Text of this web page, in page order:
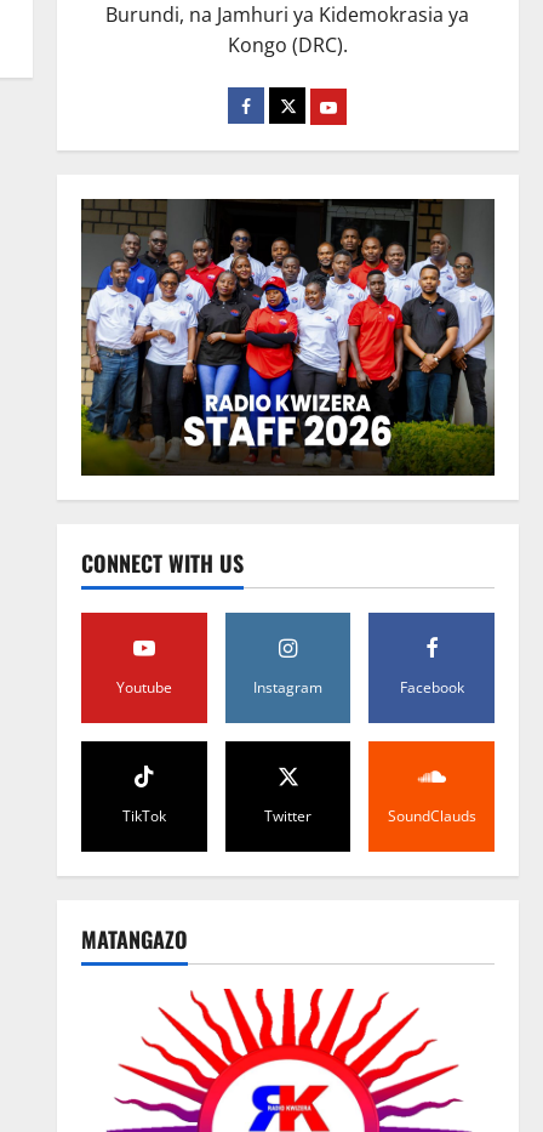
Burundi, na Jamhuri ya Kidemokrasia ya
Kongo (DRC).
CONNECT WITH US
Youtube Instagram Facebook
TikTok Twitter SoundClauds
MATANGAZO